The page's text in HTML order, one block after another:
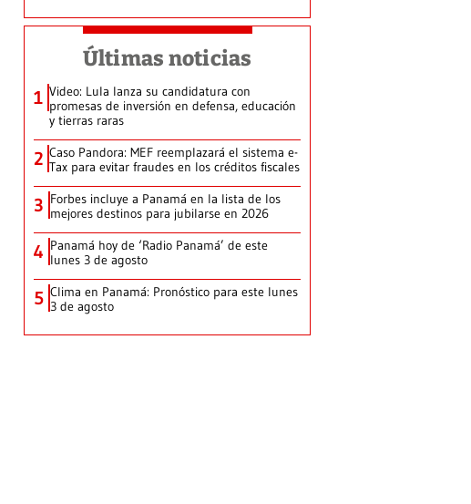
Últimas noticias
1 Video: Lula lanza su candidatura con
promesas de inversión en defensa, educación
y tierras raras
2 Caso Pandora: MEF reemplazará el sistema e-
Tax para evitar fraudes en los créditos fiscales
3 Forbes incluye a Panamá en la lista de los
mejores destinos para jubilarse en 2026
4 Panamá hoy de ‘Radio Panamá’ de este
lunes 3 de agosto
5 Clima en Panamá: Pronóstico para este lunes
3 de agosto